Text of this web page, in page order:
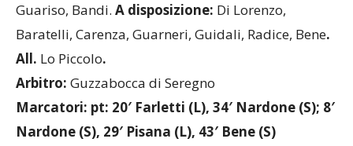
Mouharemi, Gangitano, Simone, Nardone, Fichera,
Guariso, Bandi.A disposizione:Di Lorenzo,
Baratelli, Carenza, Guarneri, Guidali, Radice, Bene
All.Lo Piccolo.
Arbitro:Guzzabocca di Seregno
Marcatori: pt: 20′ Farletti (L), 34′ Nardone (S); 8′